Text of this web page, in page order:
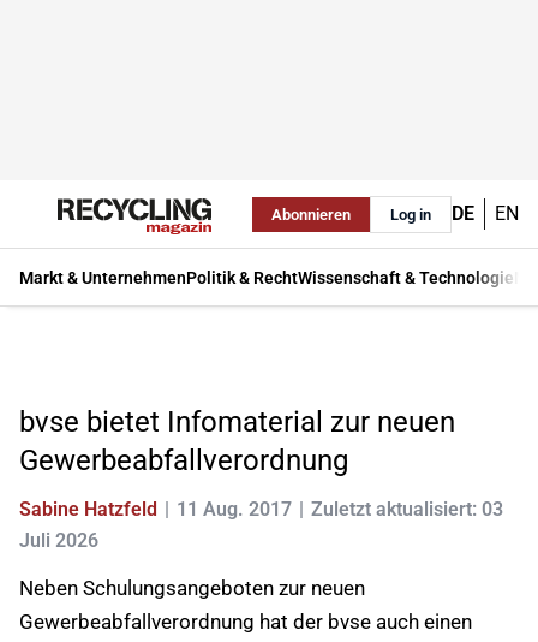
Abonnieren Log in DE EN
Markt & UnternehmenPolitik & RechtWissenschaft & Technologie
bvse bietet Infomaterial zur neuen
Gewerbeabfallverordnung
Sabine Hatzfeld 11 Aug. 2017
Zuletzt aktualisiert: 03
Juli 2026
Neben Schulungsangeboten zur neuen
Gewerbeabfallverordnung hat der bvse auch einen